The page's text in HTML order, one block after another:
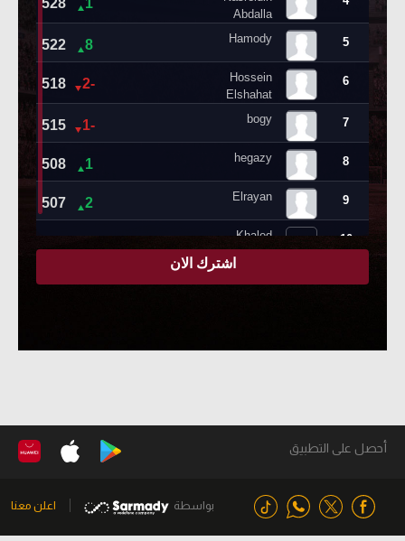
أحصل على التطبيق
بواسطة اعلن معنا